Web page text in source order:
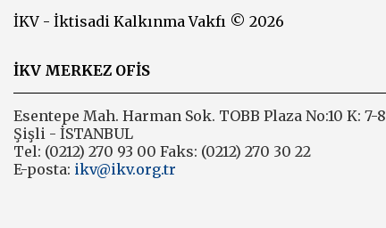
İKV - İktisadi Kalkınma Vakfı © 2026
İKV MERKEZ OFİS
Esentepe Mah. Harman Sok. TOBB Plaza No:10 K: 7-8
Şişli - İSTANBUL
Tel: (0212) 270 93 00 Faks: (0212) 270 30 22
E-posta: ikv@ikv.org.tr